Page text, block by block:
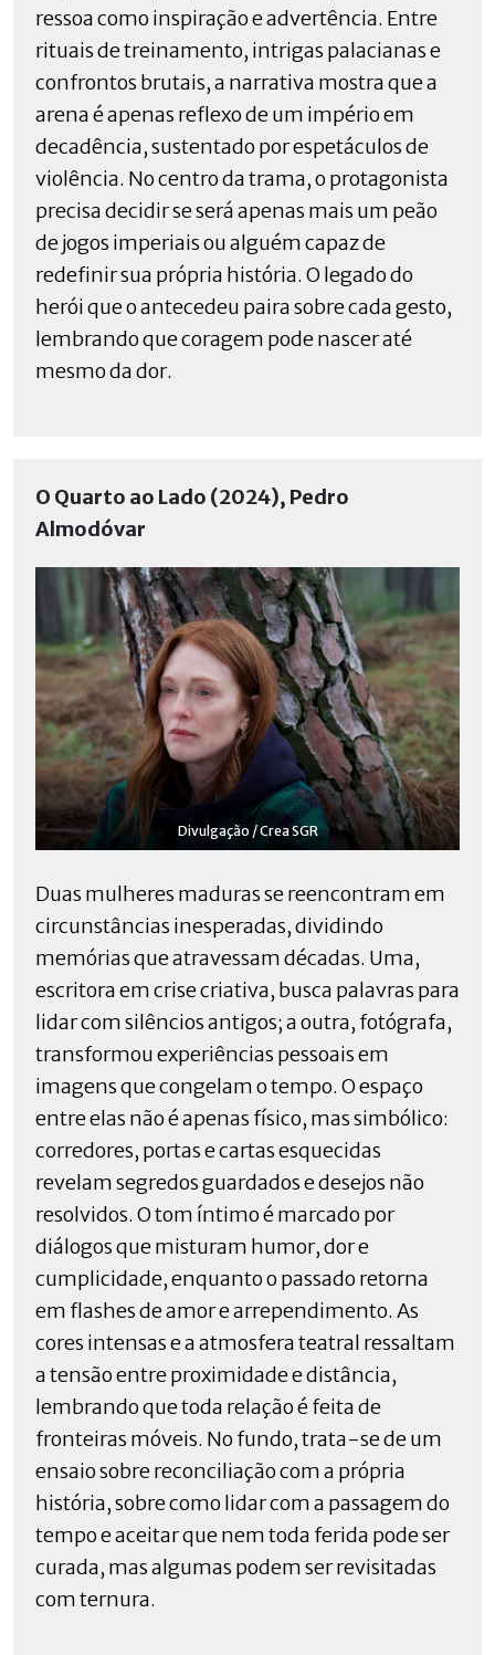
ressoa como inspiração e advertência. Entre
rituais de treinamento, intrigas palacianas e
confrontos brutais, a narrativa mostra que a
arena é apenas reflexo de um império em
decadência, sustentado por espetáculos de
violência. No centro da trama, o protagonista
precisa decidir se será apenas mais um peão
de jogos imperiais ou alguém capaz de
redefinir sua própria história. O legado do
herói que o antecedeu paira sobre cada gesto,
lembrando que coragem pode nascer até
mesmo da dor.
O Quarto ao Lado (2024), Pedro
Almodóvar
Divulgação / Crea SGR
Duas mulheres maduras se reencontram em
circunstâncias inesperadas, dividindo
memórias que atravessam décadas. Uma,
escritora em crise criativa, busca palavras para
lidar com silêncios antigos; a outra, fotógrafa,
transformou experiências pessoais em
imagens que congelam o tempo. O espaço
entre elas não é apenas físico, mas simbólico:
corredores, portas e cartas esquecidas
revelam segredos guardados e desejos não
resolvidos. O tom íntimo é marcado por
diálogos que misturam humor, dor e
cumplicidade, enquanto o passado retorna
em flashes de amor e arrependimento. As
cores intensas e a atmosfera teatral ressaltam
a tensão entre proximidade e distância,
lembrando que toda relação é feita de
fronteiras móveis. No fundo, trata-se de um
ensaio sobre reconciliação com a própria
história, sobre como lidar com a passagem do
tempo e aceitar que nem toda ferida pode ser
curada, mas algumas podem ser revisitadas
com ternura.